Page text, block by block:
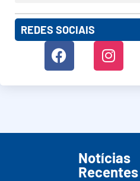
REDES SOCIAIS
Notícias
Recentes